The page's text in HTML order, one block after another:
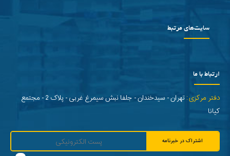
سایت‌های مرتبط
ارتباط با ما
دفتر مرکزی:
تهران - سیدخندان - جلفا نبش سیمرغ غربی - پلاک 2 - مجتمع
کیانا
اشتراک در خبرنامه